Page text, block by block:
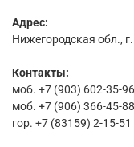
Адрес:
Нижегородская обл.,
Контакты:
моб. +7 (903) 602-35-96
моб. +7 (906) 366-45-88
гор. +7 (83159) 2-15-51